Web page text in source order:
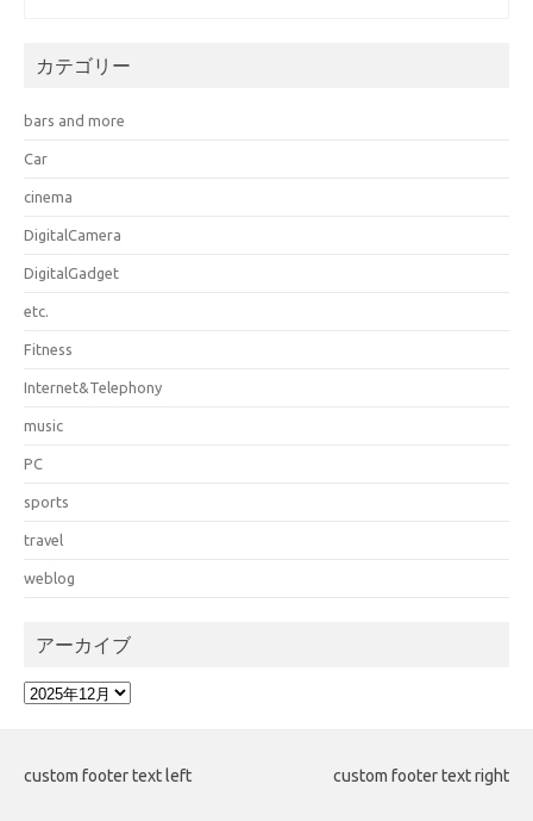
カテゴリー
bars and more
Car
cinema
DigitalCamera
DigitalGadget
etc.
Fitness
Internet&Telephony
music
PC
sports
travel
weblog
アーカイブ
ア
ブ
custom footer text left custom footer text right